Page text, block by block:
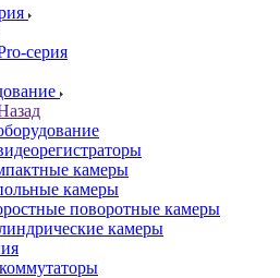
серия
камеры
камеры
поворотные камеры
камеры